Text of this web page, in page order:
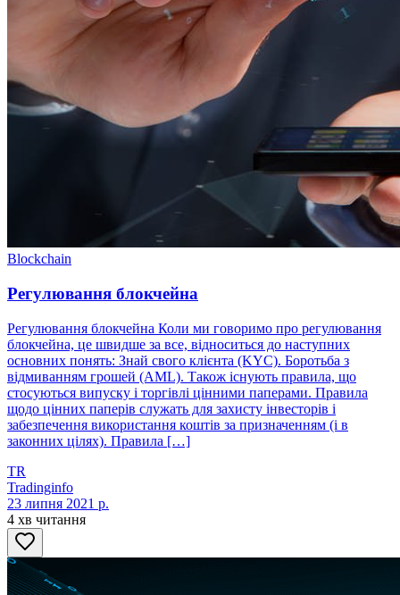
Blockchain
Регулювання блокчейна
Регулювання блокчейна Коли ми говоримо про регулювання
блокчейна, це швидше за все, відноситься до наступних
основних понять: Знай свого клієнта (KYC). Боротьба з
відмиванням грошей (AML). Також існують правила, що
стосуються випуску і торгівлі цінними паперами. Правила
щодо цінних паперів служать для захисту інвесторів і
забезпечення використання коштів за призначенням (і в
законних цілях). Правила […]
TR
Tradinginfo
23 липня 2021 р.
4 хв читання